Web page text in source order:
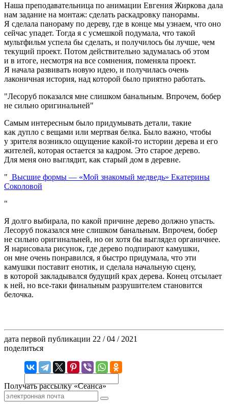
Наша преподавательница по анимации Евгения Жиркова дала
нам задание на монтаж: сделать раскадровку панорамы.
Я сделала панораму по дереву, где в конце мы узнаем, что оно
сейчас упадет. Тогда я с усмешкой подумала, что такой
мультфильм успела бы сделать, и получилось бы лучше, чем
текущий проект. Потом действительно задумалась об этом
и в итоге, несмотря на все сомнения, поменяла проект.
Я начала развивать новую идею, и получилась очень
лаконичная история, над которой было приятно работать.
Лесоруб показался мне слишком банальным. Впрочем, бобер
не сильно оригинальней
Самым интересным было придумывать детали, такие
как дупло с вещами или мертвая белка. Было важно, чтобы
у зрителя возникло ощущение какой-то истории дерева и его
жителей, которая остается за кадром. Это старое дерево.
Для меня оно выглядит, как старый дом в деревне.
Высшие формы — «Мой знакомый медведь» Екатерины
Соколовой
Я долго выбирала, по какой причине дерево должно упасть.
Лесоруб показался мне слишком банальным. Впрочем, бобер
не сильно оригинальней, но он хотя бы выглядел органичнее.
Я нарисовала рисунок, где дерево подпирают камушки,
он мне очень понравился, я быстро придумала, что эти
камушки поставит енотик, и сделала начальную сцену,
в которой закладывался будущий крах дерева. Конец отсылает
к ней, но все-таки финальным разрушителем становится
белочка.
дата первой публикации 22 / 04 / 2021
поделиться
Получать рассылку «Сеанса»